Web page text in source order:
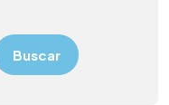
Buscar